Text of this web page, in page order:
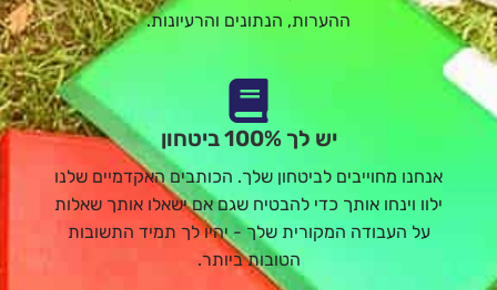
ההערות, הנתונים והרעיונות.
יש לך 100% ביטחון
אנחנו מחוייבים לביטחון שלך. הכותבים האקדמיים שלנו
ילוו וינחו אותך כדי להבטיח שגם אם ישאלו אותך שאלות
על העבודה המקורית שלך - יהיו לך תמיד התשובות
הטובות ביותר.